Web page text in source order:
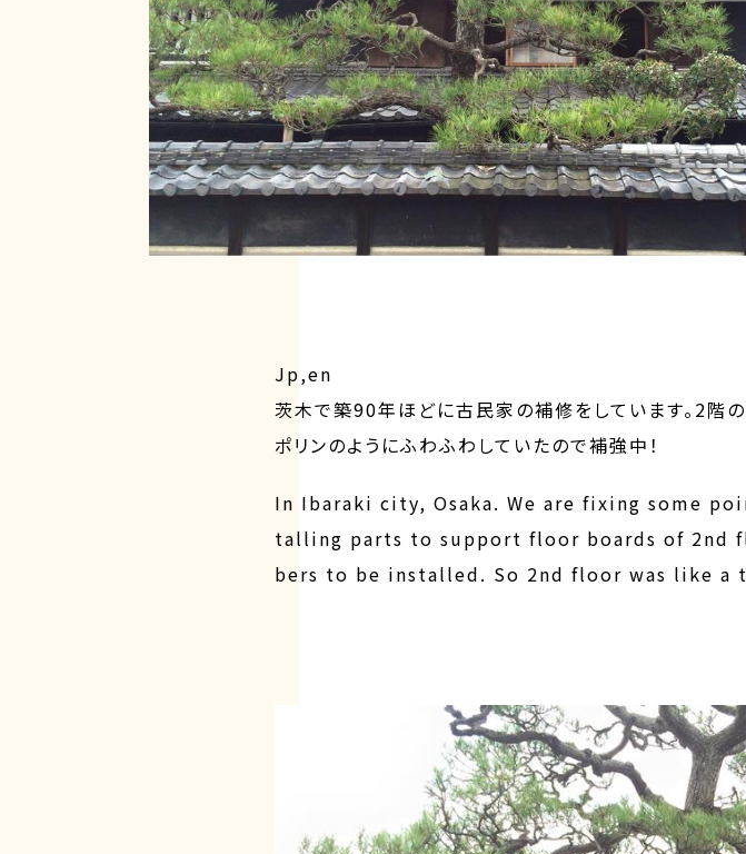
Jp,en
茨木で築90年ほどに古民家の補修をしています。2階
ポリンのようにふわふわしていたので補強中！
In Ibaraki city, Osaka. We are fixing some
talling parts to support floor boards of 2nd
bers to be installed. So 2nd floor was like a